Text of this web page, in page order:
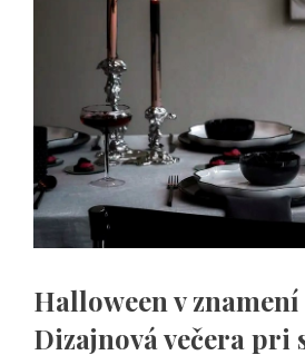
Halloween v
Dizajnová večera pri